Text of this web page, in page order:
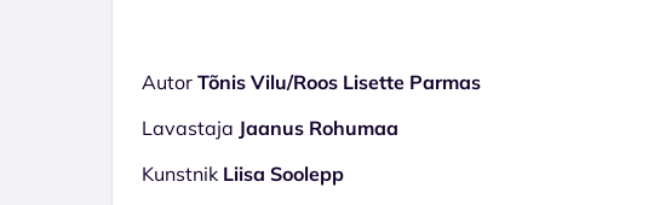
Autor Tõnis Vilu/Roos Lisette Parmas
Lavastaja Jaanus Rohumaa
Kunstnik Liisa Soolepp